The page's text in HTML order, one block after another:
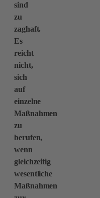
sind
zu
zaghaft.
Es
reicht
nicht,
sich
auf
einzelne
Maßnahmen
zu
berufen,
wenn
gleichzeitig
wesentliche
Maßnahmen